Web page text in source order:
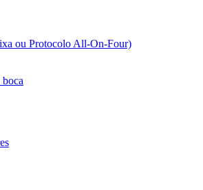
ou Protocolo All-On-Four)
boca